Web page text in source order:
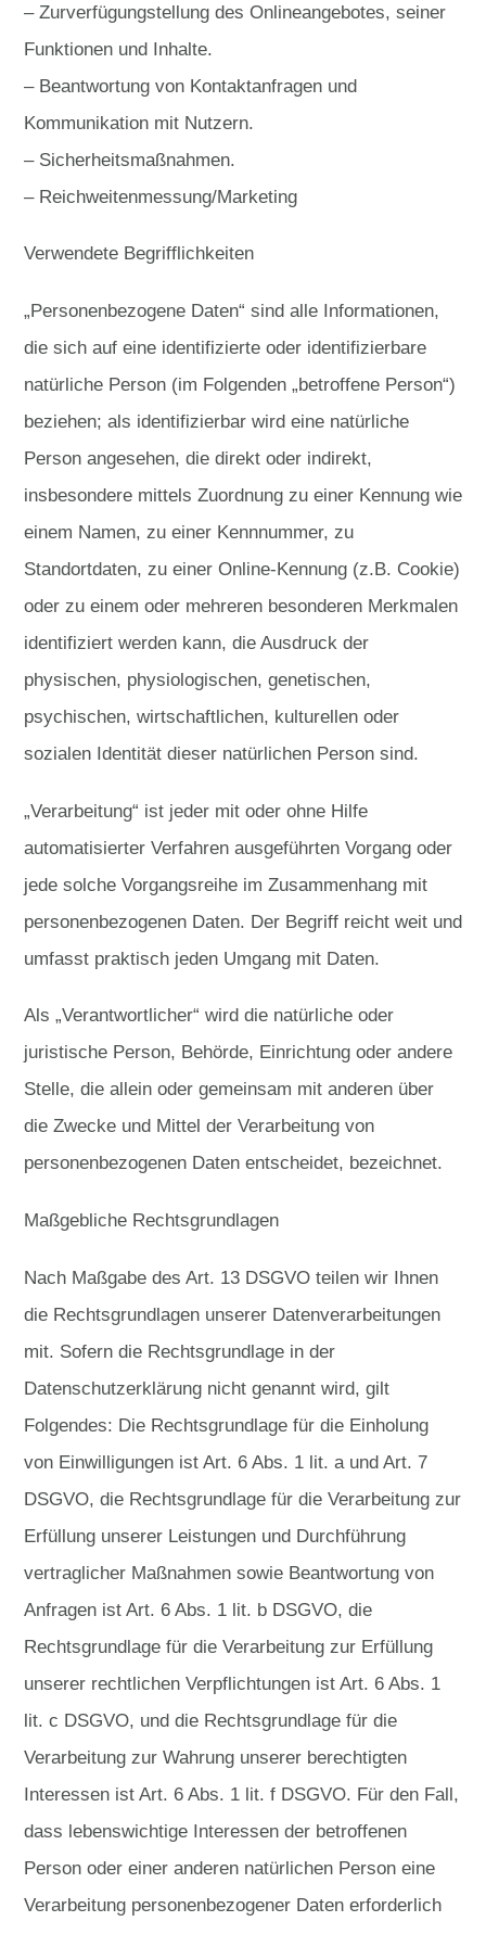
– Zurverfügungstellung des Onlineangebotes, seiner
Funktionen und Inhalte.
– Beantwortung von Kontaktanfragen und
Kommunikation mit Nutzern.
– Sicherheitsmaßnahmen.
– Reichweitenmessung/Marketing
Verwendete Begrifflichkeiten
„Personenbezogene Daten“ sind alle Informationen,
die sich auf eine identifizierte oder identifizierbare
natürliche Person (im Folgenden „betroffene Person“)
beziehen; als identifizierbar wird eine natürliche
Person angesehen, die direkt oder indirekt,
insbesondere mittels Zuordnung zu einer Kennung wie
einem Namen, zu einer Kennnummer, zu
Standortdaten, zu einer Online-Kennung (z.B. Cookie)
oder zu einem oder mehreren besonderen Merkmalen
identifiziert werden kann, die Ausdruck der
physischen, physiologischen, genetischen,
psychischen, wirtschaftlichen, kulturellen oder
sozialen Identität dieser natürlichen Person sind.
„Verarbeitung“ ist jeder mit oder ohne Hilfe
automatisierter Verfahren ausgeführten Vorgang oder
jede solche Vorgangsreihe im Zusammenhang mit
personenbezogenen Daten. Der Begriff reicht weit und
umfasst praktisch jeden Umgang mit Daten.
Als „Verantwortlicher“ wird die natürliche oder
juristische Person, Behörde, Einrichtung oder andere
Stelle, die allein oder gemeinsam mit anderen über
die Zwecke und Mittel der Verarbeitung von
personenbezogenen Daten entscheidet, bezeichnet.
Maßgebliche Rechtsgrundlagen
Nach Maßgabe des Art. 13 DSGVO teilen wir Ihnen
die Rechtsgrundlagen unserer Datenverarbeitungen
mit. Sofern die Rechtsgrundlage in der
Datenschutzerklärung nicht genannt wird, gilt
Folgendes: Die Rechtsgrundlage für die Einholung
von Einwilligungen ist Art. 6 Abs. 1 lit. a und Art. 7
DSGVO, die Rechtsgrundlage für die Verarbeitung zur
Erfüllung unserer Leistungen und Durchführung
vertraglicher Maßnahmen sowie Beantwortung von
Anfragen ist Art. 6 Abs. 1 lit. b DSGVO, die
Rechtsgrundlage für die Verarbeitung zur Erfüllung
unserer rechtlichen Verpflichtungen ist Art. 6 Abs. 1
lit. c DSGVO, und die Rechtsgrundlage für die
Verarbeitung zur Wahrung unserer berechtigten
Interessen ist Art. 6 Abs. 1 lit. f DSGVO. Für den Fall,
dass lebenswichtige Interessen der betroffenen
Person oder einer anderen natürlichen Person eine
Verarbeitung personenbezogener Daten erforderlich